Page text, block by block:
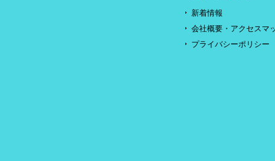
新着情報
会社概要・アクセスマ
プライバシーポリシー